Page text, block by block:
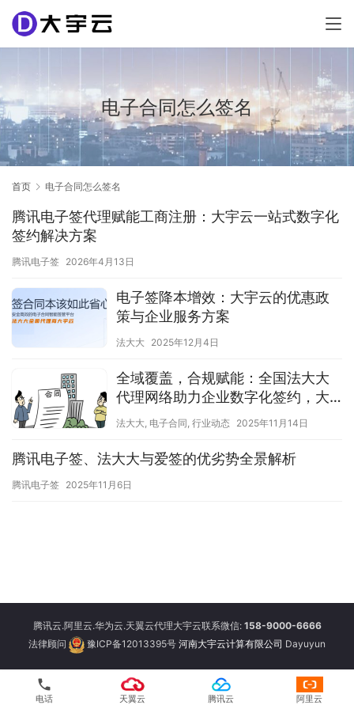
电子合同怎么签名
首页 电子合同怎么签名
腾讯电子签代理赋能工商注册：大宇云一站式数字化
签约解决方案
腾讯电子签 2026年4月13日
电子签降本增效：大宇云的优惠政
策与企业服务方案
法大大 2025年12月4日
全域覆盖，合规赋能：全国法大大
代理网络助力企业数字化签约，大
宇云成优选之选
法大大, 电子合同, 行业动态 2025年11月14日
腾讯电子签、法大大与爱签的优劣势全景解析
腾讯电子签 2025年11月6日
腾讯云.阿里云.华为云.天翼云代理大宇云联系微信: 158-9000-6666
法律顾问
豫ICP备12013395号 河南大宇云计算有限公司 Dayuyun
phone
电话 天翼云 腾讯云 阿里云